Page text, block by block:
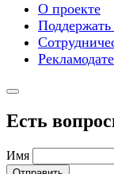
О проекте
Поддержать
Есть
Имя